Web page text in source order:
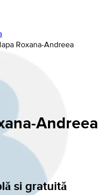
Roxana-Andreea
Andreea
si gratuită